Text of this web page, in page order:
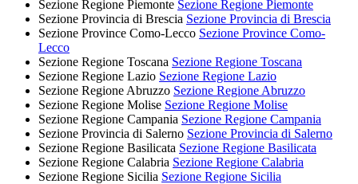
Sezione Regione Piemonte Sezione Regione Piemonte
Sezione Provincia di Brescia Sezione Provincia di Brescia
Sezione Province Como-Lecco Sezione Province Como-
Lecco
Sezione Regione Toscana Sezione Regione Toscana
Sezione Regione Lazio Sezione Regione Lazio
Sezione Regione Abruzzo Sezione Regione Abruzzo
Sezione Regione Molise Sezione Regione Molise
Sezione Regione Campania Sezione Regione Campania
Sezione Provincia di Salerno Sezione Provincia di Salerno
Sezione Regione Basilicata Sezione Regione Basilicata
Sezione Regione Calabria Sezione Regione Calabria
Sezione Regione Sicilia Sezione Regione Sicilia